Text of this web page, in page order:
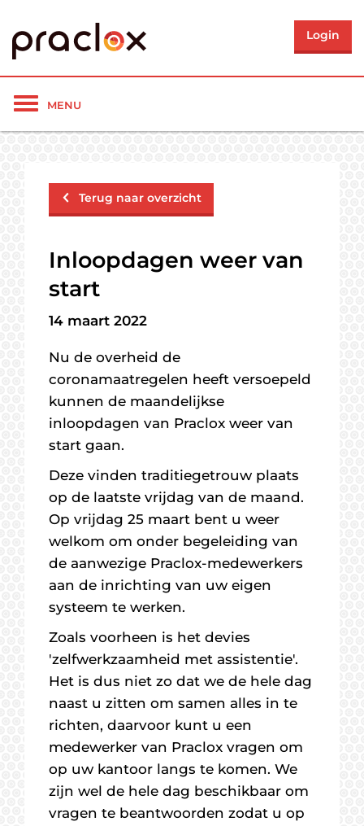
Login
Toon/verberg
MENU
Terug naar overzicht
Inloopdagen weer van
start
14 maart 2022
Nu de overheid de
coronamaatregelen heeft versoepeld
kunnen de maandelijkse
inloopdagen van Praclox weer van
start gaan.
Deze vinden traditiegetrouw plaats
op de laatste vrijdag van de maand.
Op vrijdag 25 maart bent u weer
welkom om onder begeleiding van
de aanwezige Praclox-medewerkers
aan de inrichting van uw eigen
systeem te werken.
Zoals voorheen is het devies
'zelfwerkzaamheid met assistentie'.
Het is dus niet zo dat we de hele dag
naast u zitten om samen alles in te
richten, daarvoor kunt u een
medewerker van Praclox vragen om
op uw kantoor langs te komen. We
zijn wel de hele dag beschikbaar om
vragen te beantwoorden zodat u op